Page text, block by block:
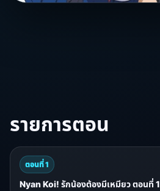
รายการตอน
ตอนที่ 1
Nyan Koi! รักน้องต้องมีเหมียว ตอนที่ 1